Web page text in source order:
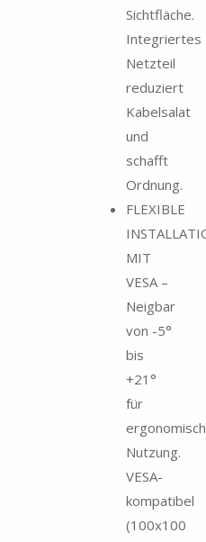
Sichtfläche.
Integriertes
Netzteil
reduziert
Kabelsalat
und
schafft
Ordnung.
FLEXIBLE
MIT
VESA –
Neigbar
von -5°
bis
+21°
für
Nutzung.
VESA-
kompatibel
(100x100